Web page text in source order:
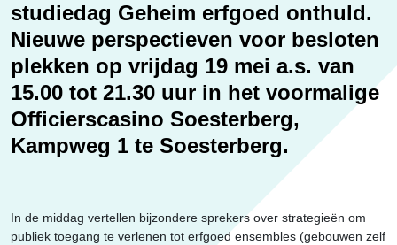
studiedag Geheim erfgoed onthuld.
Nieuwe perspectieven voor besloten
plekken op vrijdag 19 mei a.s. van
15.00 tot 21.30 uur in het voormalige
Officierscasino Soesterberg,
Kampweg 1 te Soesterberg.
In de middag vertellen bijzondere sprekers over strategieën om
publiek toegang te verlenen tot erfgoed ensembles (gebouwen zelf